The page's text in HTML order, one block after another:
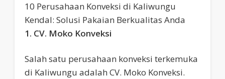
10 Perusahaan Konveksi di Kaliwungu
Kendal: Solusi Pakaian Berkualitas Anda
1. CV. Moko Konveksi
Salah satu perusahaan konveksi terkemuka
di Kaliwungu adalah CV. Moko Konveksi.